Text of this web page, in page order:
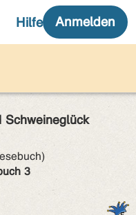
Schweineglück
3